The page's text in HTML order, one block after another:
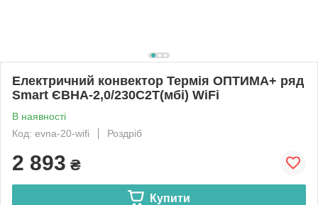
Електричний конвектор Термія ОПТИМА+ ряд
Smart ЄВНА-2,0/230С2T(мбі) WiFi
В наявності
Код: evna-20-wifi
Роздріб
2 893 ₴
Купити